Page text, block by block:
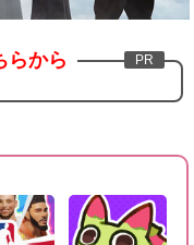
らから